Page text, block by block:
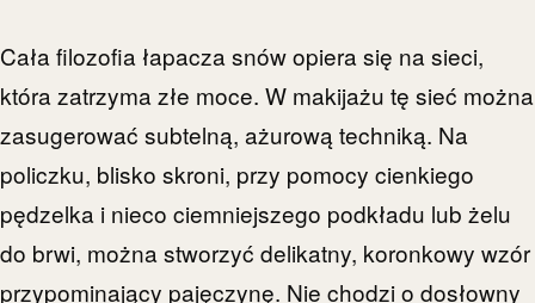
Cała filozofia łapacza snów opiera się na sieci,
która zatrzyma złe moce. W makijażu tę sieć można
zasugerować subtelną, ażurową techniką. Na
policzku, blisko skroni, przy pomocy cienkiego
pędzelka i nieco ciemniejszego podkładu lub żelu
do brwi, można stworzyć delikatny, koronkowy wzór
przypominający pajęczynę. Nie chodzi o dosłowny